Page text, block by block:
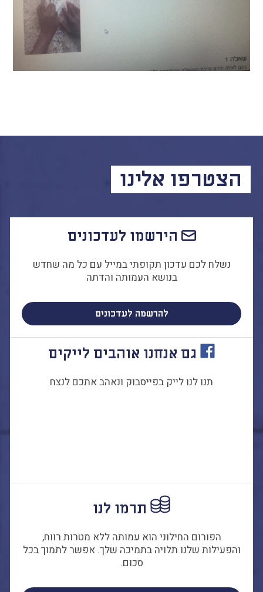
הבחירות לרשויות
המקומיות
משמר הורים וקהילות
עבודה עם מורים
העמותה
חזון החינוך החילוני
כתבו לנו
הקו החם
הצטרפות והתנדבות
הרשמה לעדכונים
הפורום החילוני
הצטרפו אלינו
הירשמו לעדכונים
נשלח לכם עדכון תקופתי במייל עם כל מה שחדש
בנושא העמותה והדתה
להרשמה לעדכונים
גם אנחנו אוהבים לייקים
תנו לנו לייק בפייסבוק ונאהב אתכם לנצח
תרמו לנו
הפורום החילוני הוא עמותה ללא מטרות רווח,
והפעילות שלנו תלויה בתמיכה שלך. אפשר לתמוך בכל
סכום.